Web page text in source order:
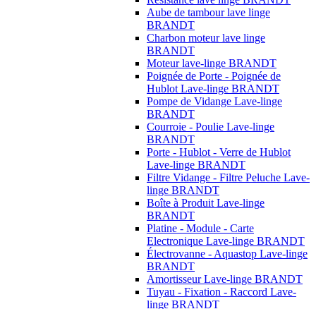
Aube de tambour lave linge
BRANDT
Charbon moteur lave linge
BRANDT
Moteur lave-linge BRANDT
Poignée de Porte - Poignée de
Hublot Lave-linge BRANDT
Pompe de Vidange Lave-linge
BRANDT
Courroie - Poulie Lave-linge
BRANDT
Porte - Hublot - Verre de Hublot
Lave-linge BRANDT
Filtre Vidange - Filtre Peluche Lave-
linge BRANDT
Boîte à Produit Lave-linge
BRANDT
Platine - Module - Carte
Electronique Lave-linge BRANDT
Électrovanne - Aquastop Lave-linge
BRANDT
Amortisseur Lave-linge BRANDT
Tuyau - Fixation - Raccord Lave-
linge BRANDT